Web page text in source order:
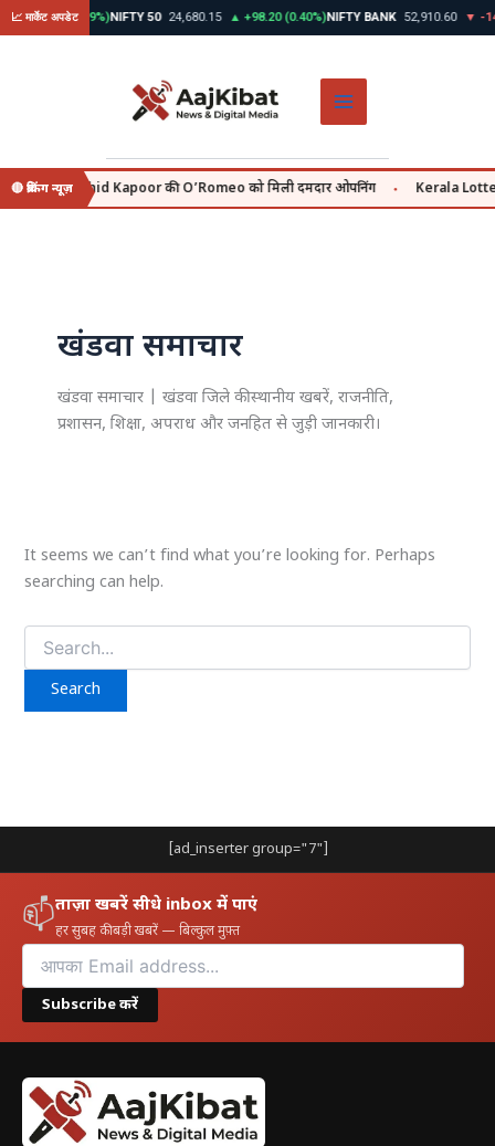
Skip
to
📈 मार्केट अपडेट
+312.45 (0.39%)NIFTY 50 24,680.15 ▲ +98.20 (0.40%)NIFTY BANK 52,910.60 ▼ -
🔴 ब्रेकिंग न्यूज़
वहीं Shahid Kapoor की O’Romeo को मिली दमदार ओपनिंग Kerala
खंडवा समाचार
खंडवा समाचार | खंडवा जिले की स्थानीय खबरें, राजनीति,
प्रशासन, शिक्षा, अपराध और जनहित से जुड़ी जानकारी।
It seems we can’t find what you’re looking for. Perhaps
searching can help.
Search
for:
[ad_inserter group="7"]
📫ताज़ा खबरें सीधे inbox में पाएं
हर सुबह की बड़ी खबरें — बिल्कुल मुफ़्त
Subscribe करें